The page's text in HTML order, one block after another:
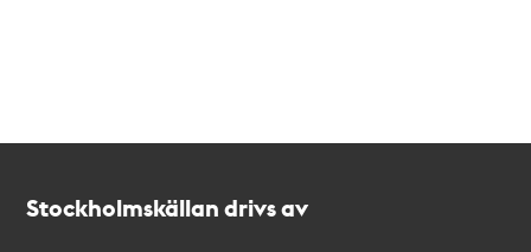
Stockholmskällan drivs av